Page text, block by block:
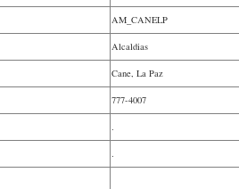
AM_CANELP
Alcaldias
Cane, La Paz
777-4007
.
.